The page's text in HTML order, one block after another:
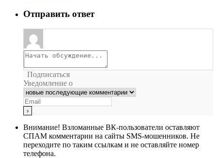
Отправить ответ
Подписаться
Уведомление о
Внимание! Взломанные ВК-пользователи оставляют
СПАМ комментарии на сайты SMS-мошенников. Не
переходите по таким ссылкам и не оставляйте номер
телефона.